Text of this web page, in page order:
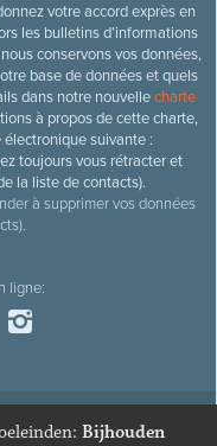
votre accord exprès en
les bulletins d’informations
conservons vos données,
base de données et quels
dans notre nouvellecharte
à propos de cette charte,
électronique suivante :
toujours vous rétracter et
la liste de contacts).
à supprimer vos données
ligne:
Bijhouden